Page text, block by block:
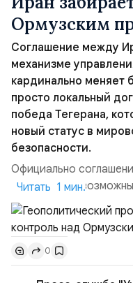
Ормузским
Соглашение между
механизме
кардинально меняет
просто локальный
победа Тегерана,
новый статус в
безопасности.
Официально
пункты — это
скорее всего будут
тезисы и последствия
доли контроля (75 на
контролировали
50/50. Стало: Новое
Читать 1 мин.
0